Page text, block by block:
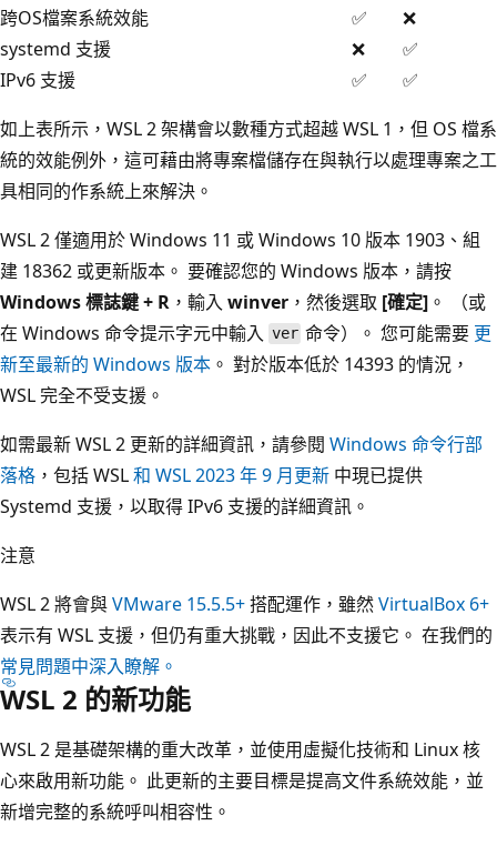
跨OS檔案系統效能
✅
❌
systemd 支援
❌
✅
IPv6 支援
✅
✅
如上表所示，WSL 2 架構會以數種方式超越 WSL 1，但 OS 檔系
統的效能例外，這可藉由將專案檔儲存在與執行以處理專案之工
具相同的作系統上來解決。
WSL 2 僅適用於 Windows 11 或 Windows 10 版本 1903、組
建 18362 或更新版本。 要確認您的 Windows 版本，請按
Windows 標誌鍵 + R ，輸入 winver ，然後選取 [確定] 。 （或
在 Windows 命令提示字元中輸入 ver 命令）。 您可能需要 更
新至最新的 Windows 版本 。 對於版本低於 14393 的情況，
WSL 完全不受支援。
如需最新 WSL 2 更新的詳細資訊，請參閱 Windows 命令行部
落格 ，包括 WSL和 WSL 2023 年 9 月更新 中現已提供
Systemd 支援，以取得 IPv6 支援的詳細資訊。
注意
WSL 2 將會與VMware 15.5.5+搭配運作，雖然VirtualBox 6+
表示有 WSL 支援，但仍有重大挑戰，因此不支援它。 在我們的
常見問題中深入瞭解。
WSL 2 的新功能
WSL 2 是基礎架構的重大改革，並使用虛擬化技術和 Linux 核
心來啟用新功能。 此更新的主要目標是提高文件系統效能，並
新增完整的系統呼叫相容性。